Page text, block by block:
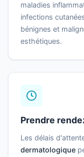
maladies
infections
bénignes et
esthétiques.
Prendre
Les délais
dermatologique